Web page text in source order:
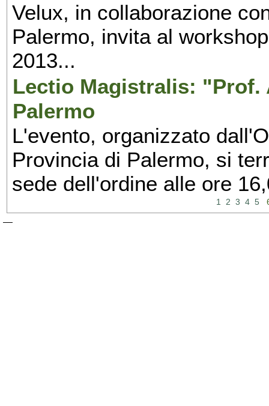
Velux, in collaborazione
Palermo, invita al
2013...
Lectio Magistralis: "Prof.
Palermo
L'evento, organizzato
Provincia di Palermo, si
sede dell'ordine alle ore
1 2 3 4 5